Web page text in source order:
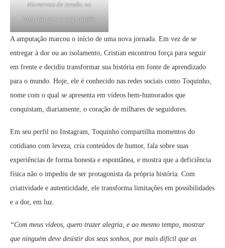
Momentos de tensão no
hospital com a amputação
A amputação marcou o início de uma nova jornada. Em vez de se
entregar à dor ou ao isolamento, Cristian encontrou força para seguir
em frente e decidiu transformar sua história em fonte de aprendizado
para o mundo. Hoje, ele é conhecido nas redes sociais como Toquinho,
nome com o qual se apresenta em vídeos bem-humorados que
conquistam, diariamente, o coração de milhares de seguidores.
Em seu perfil no Instagram, Toquinho compartilha momentos do
cotidiano com leveza, cria conteúdos de humor, fala sobre suas
experiências de forma honesta e espontânea, e mostra que a deficiência
física não o impediu de ser protagonista da própria história. Com
criatividade e autenticidade, ele transforma limitações em possibilidades
e a dor, em luz.
“Com meus vídeos, quero trazer alegria, e ao mesmo tempo, mostrar
que ninguém deve desistir dos seus sonhos, por mais difícil que as